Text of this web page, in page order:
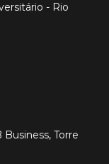
- Rio
Torre